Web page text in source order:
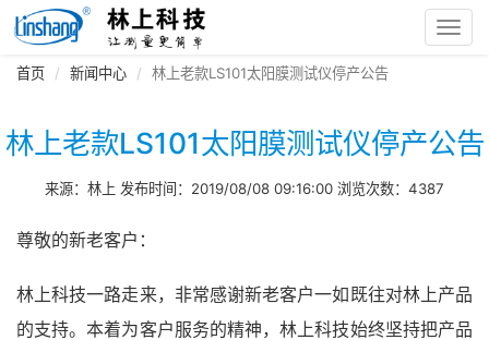
首页 新闻中心 林上老款LS101太阳膜测试仪停产公告
林上老款LS101太阳膜测试仪停产公告
来源：林上 发布时间：2019/08/08 09:16:00 浏览次数：4387
尊敬的新老客户：
林上科技一路走来，非常感谢新老客户一如既往对林上产品
的支持。本着为客户服务的精神，林上科技始终坚持把产品